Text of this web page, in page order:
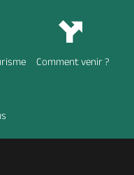
Comment venir ?